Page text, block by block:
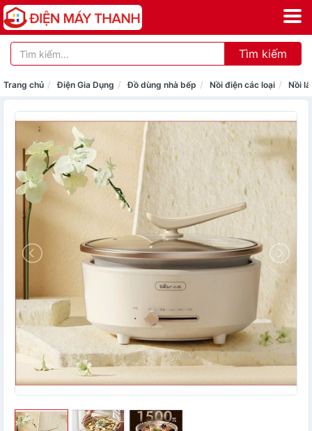
Tìm kiếm
Trang chủ Điện Gia Dụng Đồ dùng nhà bếp Nồi điện các loại Nồi